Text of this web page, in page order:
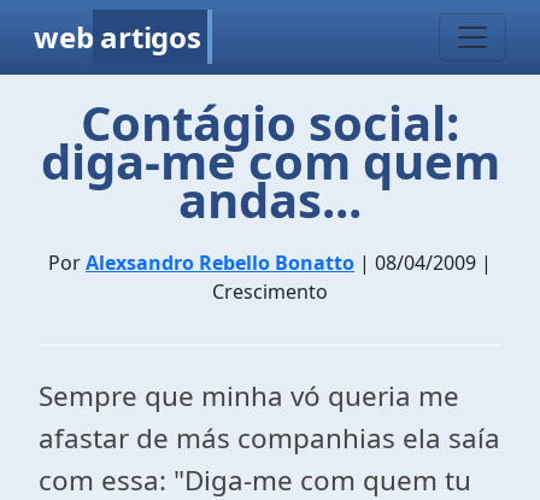
web artigos
Contágio social:
diga-me com quem
andas...
PorAlexsandro Rebello Bonatto | 08/04/2009 |
Crescimento
Sempre que minha vó queria me
afastar de más companhias ela saía
com essa: "Diga-me com quem tu